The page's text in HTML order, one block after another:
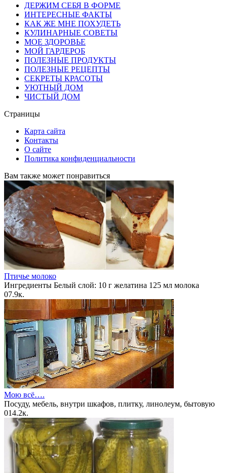
ДЕРЖИМ СЕБЯ В ФОРМЕ
ИНТЕРЕСНЫЕ ФАКТЫ
КАК ЖЕ МНЕ ПОХУДЕТЬ
КУЛИНАРНЫЕ СОВЕТЫ
МОЕ ЗДОРОВЬЕ
МОЙ ГАРДЕРОБ
ПОЛЕЗНЫЕ ПРОДУКТЫ
ПОЛЕЗНЫЕ РЕЦЕПТЫ
СЕКРЕТЫ КРАСОТЫ
УЮТНЫЙ ДОМ
ЧИСТЫЙ ДОМ
Страницы
Карта сайта
Контакты
О сайте
Политика конфиденциальности
Вам также может понравиться
Птичье молоко
Ингредиенты Белый слой: 10 г желатина 125 мл молока
07.9к.
Мою всё….
Посуду, мебель, внутри шкафов, плитку, линолеум, бытовую
014.2к.